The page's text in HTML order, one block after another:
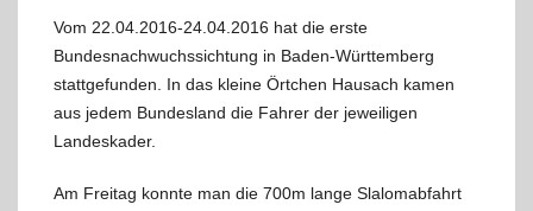
Vom 22.04.2016-24.04.2016 hat die erste
Bundesnachwuchssichtung in Baden-Württemberg
stattgefunden. In das kleine Örtchen Hausach kamen
aus jedem Bundesland die Fahrer der jeweiligen
Landeskader.
Am Freitag konnte man die 700m lange Slalomabfahrt